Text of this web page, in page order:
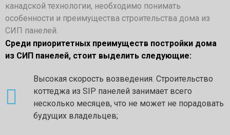
канадской технологии, необходимо понимать
особенности и преимущества строительства дома из
СИП панелей.
Среди приоритетных преимуществ постройки дома
из СИП панелей, стоит выделить следующие:
Высокая скорость возведения. Строительство
коттеджа из SIP панелей занимает всего
несколько месяцев, что не может не порадовать
будущих владельцев;